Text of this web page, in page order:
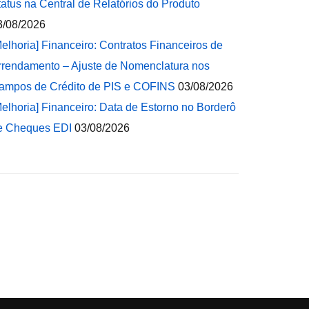
na Central de Relatórios do Produto
08/2026
Financeiro: Contratos Financeiros de
– Ajuste de Nomenclatura nos
de Crédito de PIS e COFINS 03/08/2026
Financeiro: Data de Estorno no Borderô
Cheques EDI 03/08/2026